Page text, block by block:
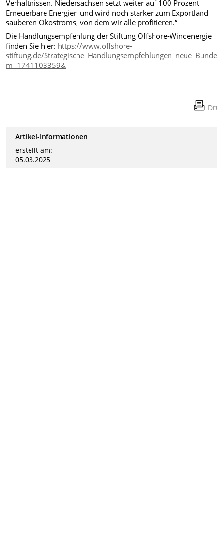
Verhältnissen. Niedersachsen setzt weiter auf 100 Prozent
Erneuerbare Energien und wird noch stärker zum Exportland
sauberen Ökostroms, von dem wir alle profitieren.“
Die Handlungsempfehlung der Stiftung Offshore-Windenergie
finden Sie hier: https://www.offshore-
stiftung.de/
m=1741103359&
Artikel-Informationen
erstellt am:
05.03.2025